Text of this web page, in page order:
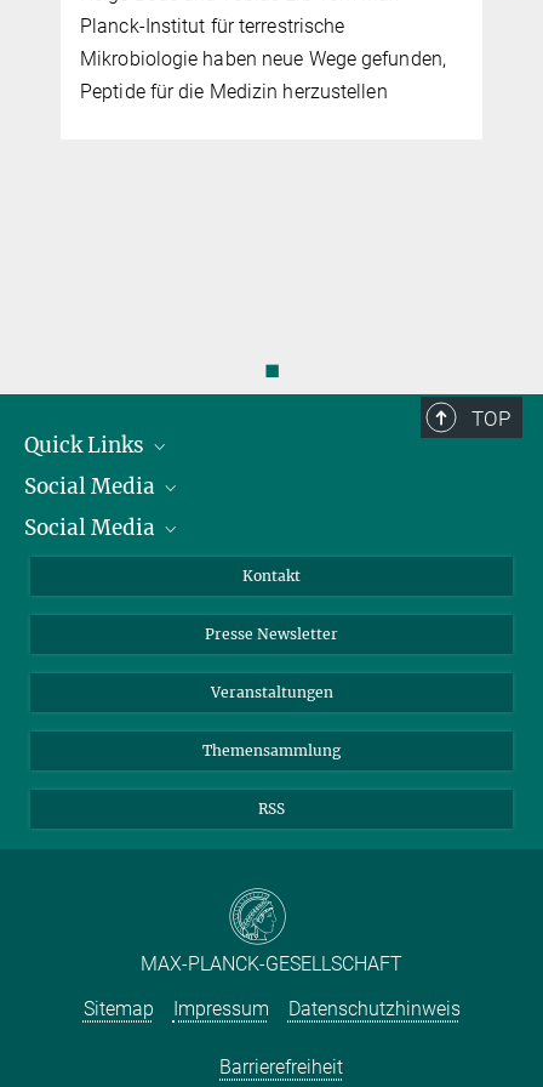
des Lebens vorzudringen
Planck-Institut für terrestrische
Mikrobiologie haben neue Wege gefunden,
Peptide für die Medizin herzustellen
◼
TOP
Quick Links
Präsident
Zahlen und Fakten
Meldestelle Fehlverhalten
Social Media
Bluesky
TikTok
Social Media
Instagram
YouTube
Kontakt
Presse Newsletter
Veranstaltungen
Themensammlung
RSS
MAX-PLANCK-GESELLSCHAFT
Sitemap
Impressum Datenschutzhinweis
Barrierefreiheit